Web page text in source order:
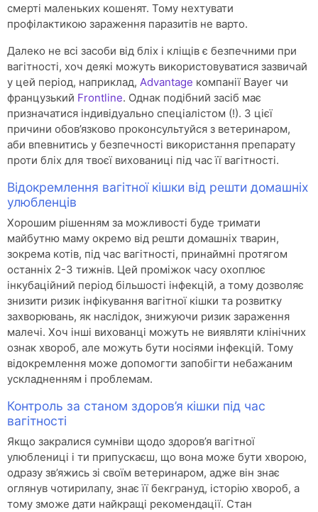
смерті маленьких кошенят. Тому нехтувати
профілактикою зараження паразитів не варто.
Далеко не всі засоби від бліх і кліщів є безпечними при
вагітності, хоч деякі можуть використовуватися зазвичай
у цей період, наприклад, Advantage компанії Bayer чи
французький Frontline. Однак подібний засіб має
призначатися індивідуально спеціалістом (!). З цієї
причини обов’язково проконсультуйся з ветеринаром,
аби впевнитись у безпечності використання препарату
проти бліх для твоєї вихованиці під час її вагітності.
Відокремлення вагітної кішки від решти домашніх
улюбленців
Хорошим рішенням за можливості буде тримати
майбутню маму окремо від решти домашніх тварин,
зокрема котів, під час вагітності, принаймні протягом
останніх 2-3 тижнів. Цей проміжок часу охоплює
інкубаційний період більшості інфекцій, а тому дозволяє
знизити ризик інфікування вагітної кішки та розвитку
захворювань, як наслідок, знижуючи ризик зараження
малечі. Хоч інші вихованці можуть не виявляти клінічних
ознак хвороб, але можуть бути носіями інфекцій. Тому
відокремлення може допомогти запобігти небажаним
ускладненням і проблемам.
Контроль за станом здоров’я кішки під час
вагітності
Якщо закралися сумніви щодо здоров’я вагітної
улюблениці і ти припускаєш, що вона може бути хворою,
одразу зв’яжись зі своїм ветеринаром, адже він знає
оглянув чотирилапу, знає її бекгрануд, історію хвороб, а
тому зможе дати найкращі рекомендації. Стан